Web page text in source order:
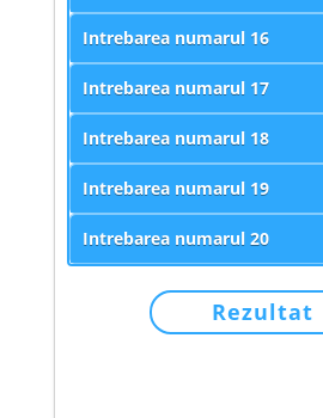
Intrebarea numarul16
Intrebarea numarul17
Intrebarea numarul18
Intrebarea numarul19
Intrebarea numarul20
Rezultat